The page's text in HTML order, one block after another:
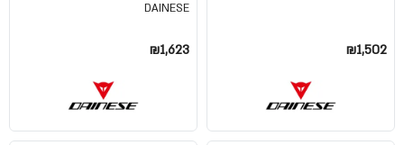
₪1,502
DAINESE
₪1,623